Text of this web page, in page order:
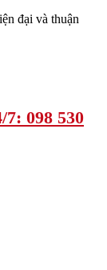
đại và thuận
098 530